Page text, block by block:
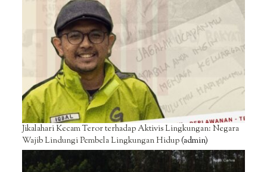
Jikalahari Kecam Teror terhadap Aktivis Lingkungan: Negara
Wajib Lindungi Pembela Lingkungan Hidup(admin)